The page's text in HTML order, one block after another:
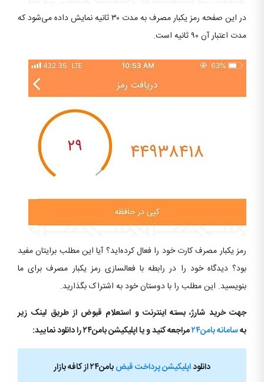
در این صفحه رمز یکبار مصرف به مدت ۳۰ ثانیه نمایش داده می‌شود که
مدت اعتبار آن ۹۰ ثانیه است.
رمز یکبار مصرف کارت خود را فعال کرده‌اید؟ آیا این مطلب برایتان مفید
بود؟ دیدگاه خود را در رابطه با فعالسازی رمز یکبار مصرف برای ما
بنویسید. این مطلب را با دوستان خود به اشتراک بگذارید.
جهت خرید شارژ، بسته اینترنت و استعلام قبوض از طریق لینک زیر
بهسامانه بامن۲۴ مراجعه کنید و یا اپلیکیشن بامن۲۴ را دانلود نمایید:
دانلوداپلیکیشن پرداخت قبضبامن۲۴ از کافه بازار